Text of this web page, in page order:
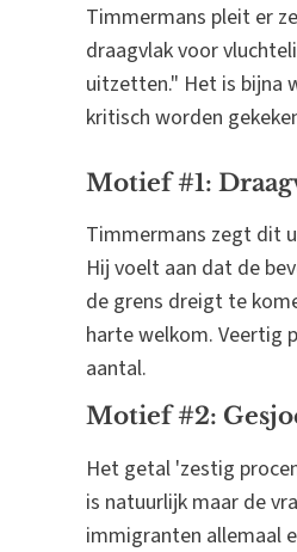
Timmermans pleit er
draagvlak voor
uitzetten." Het is bijna
kritisch worden
Motief #1:
Timmermans zegt dit
Hij voelt aan dat de
de grens dreigt te
harte welkom. Veertig
aantal.
Motief #2:
Het getal 'zestig
is natuurlijk maar de
immigranten allemaal